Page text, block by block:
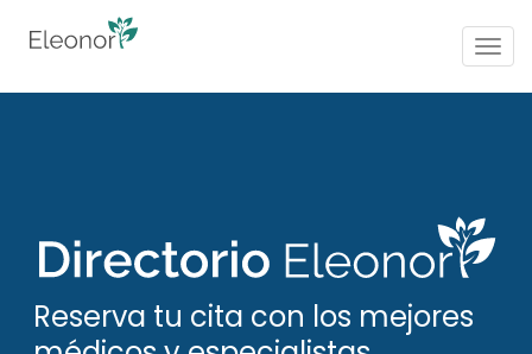
Reserva tu cita con los mejores